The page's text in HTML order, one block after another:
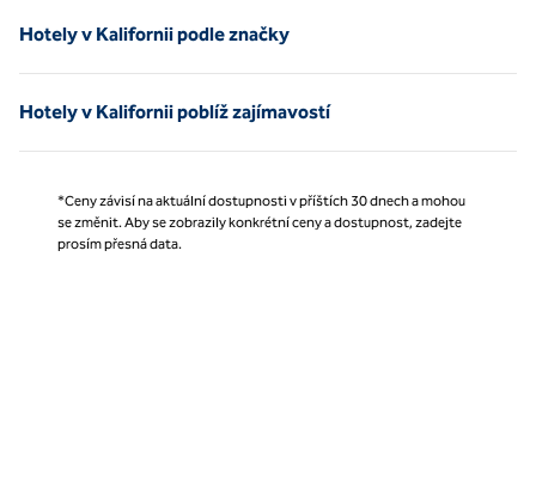
Hotely v Kalifornii podle značky
Hotely v Kalifornii poblíž zajímavostí
*Ceny závisí na aktuální dostupnosti v příštích 30 dnech a mohou
se změnit. Aby se zobrazily konkrétní ceny a dostupnost, zadejte
prosím přesná data.